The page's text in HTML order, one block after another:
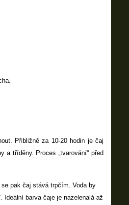
Přibližně za 10-20 hodin je čaj
a tříděny. Proces „tvarování“ před
pak čaj stává trpčím. Voda by
barva čaje je nazelenalá až